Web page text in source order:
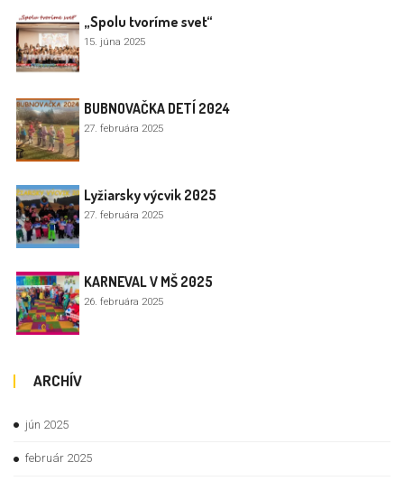
„Spolu tvoríme svet“
15. júna 2025
BUBNOVAČKA DETÍ 2024
27. februára 2025
Lyžiarsky výcvik 2025
27. februára 2025
KARNEVAL V MŠ 2025
26. februára 2025
ARCHÍV
jún 2025
február 2025